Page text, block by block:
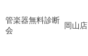
管楽器無料診断
会
岡山店